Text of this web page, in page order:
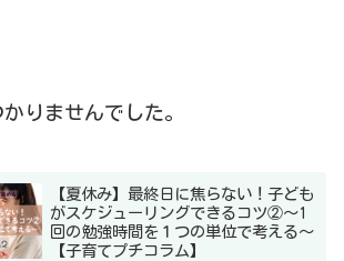
りませんでした。
【夏休み】最終日に焦らない！子ども
がスケジューリングできるコツ②～1
回の勉強時間を１つの単位で考える～
【子育てプチコラム】